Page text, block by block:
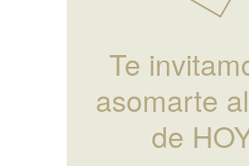
Te
asomarte
de